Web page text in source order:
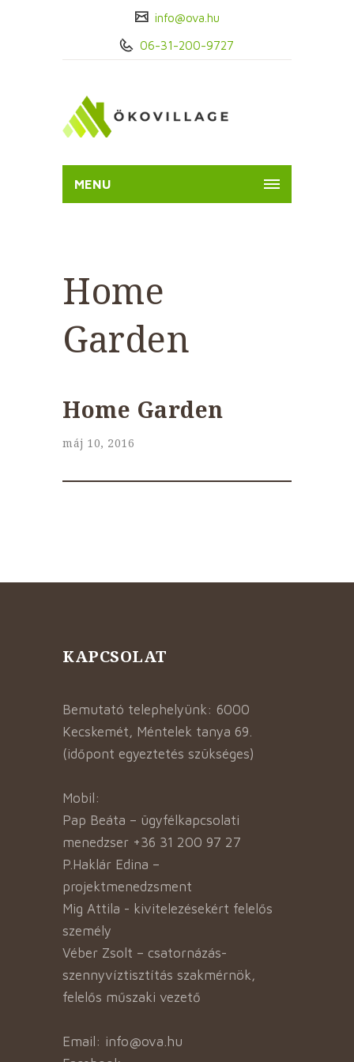
info@ova.hu
06-31-200-9727
MENU
Home
Garden
Home Garden
máj 10, 2016
KAPCSOLAT
Bemutató telephelyünk: 6000
Kecskemét, Méntelek tanya 69.
(időpont egyeztetés szükséges)
Mobil:
Pap Beáta – ügyfélkapcsolati
menedzser +36 31 200 97 27
P.Haklár Edina –
projektmenedzsment
Mig Attila - kivitelezésekért felelős
személy
Véber Zsolt – csatornázás-
szennyvíztisztítás szakmérnök,
felelős műszaki vezető
Email: info@ova.hu